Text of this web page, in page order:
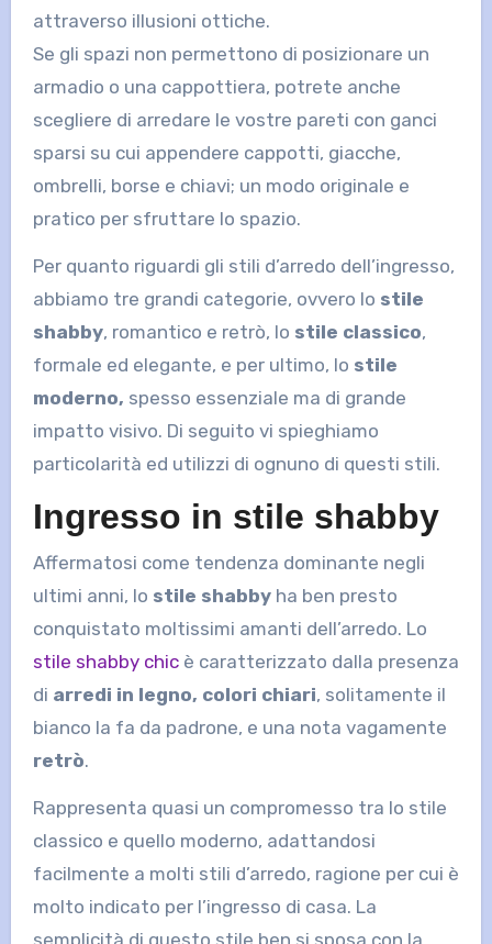
attraverso illusioni ottiche.
Se gli spazi non permettono di posizionare un
armadio o una cappottiera, potrete anche
scegliere di arredare le vostre pareti con ganci
sparsi su cui appendere cappotti, giacche,
ombrelli, borse e chiavi; un modo originale e
pratico per sfruttare lo spazio.
Per quanto riguardi gli stili d’arredo dell’ingresso,
abbiamo tre grandi categorie, ovvero lo stile
shabby, romantico e retrò, lo stile classico,
formale ed elegante, e per ultimo, lo stile
moderno, spesso essenziale ma di grande
impatto visivo. Di seguito vi spieghiamo
particolarità ed utilizzi di ognuno di questi stili.
Ingresso in stile shabby
Affermatosi come tendenza dominante negli
ultimi anni, lo stile shabbyha ben presto
conquistato moltissimi amanti dell’arredo. Lo
stile shabby chicè caratterizzato dalla presenza
di arredi in legno, colori chiari, solitamente il
bianco la fa da padrone, e una nota vagamente
retrò.
Rappresenta quasi un compromesso tra lo stile
classico e quello moderno, adattandosi
facilmente a molti stili d’arredo, ragione per cui è
molto indicato per l’ingresso di casa. La